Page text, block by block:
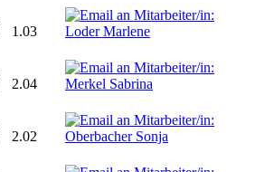
1.03
2.04
2.02